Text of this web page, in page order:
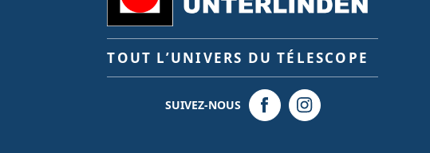
TOUT L’UNIVERS DU TÉLESCOPE
SUIVEZ-NOUS